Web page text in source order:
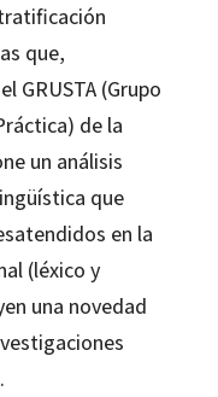
que,
GRUSTA (Grupo
de la
un análisis
que
en la
(léxico y
una novedad